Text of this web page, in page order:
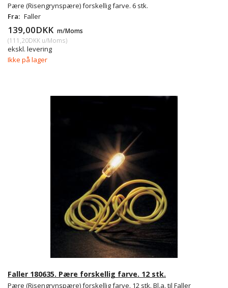
Pære (Risengrynspære) forskellig farve. 6 stk.
Fra: Faller
139,00DKK m/Moms
(111,20DKK u/Moms)
ekskl. levering
Ikke på lager
Faller 180635. Pære forskellig farve. 12 stk.
Pære (Risengrynspære) forskellig farve. 12 stk. Bl.a. til Faller